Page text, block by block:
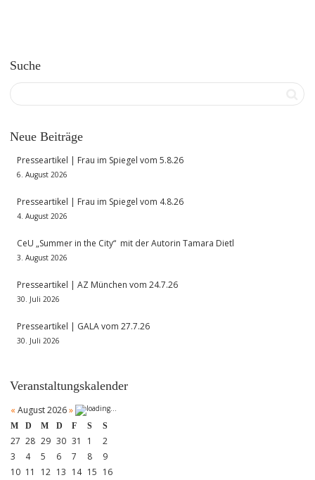
Suche
Neue Beiträge
Presseartikel | Frau im Spiegel vom 5.8.26
6. August 2026
Presseartikel | Frau im Spiegel vom 4.8.26
4. August 2026
CeU „Summer in the City“ mit der Autorin Tamara Dietl
3. August 2026
Presseartikel | AZ München vom 24.7.26
30. Juli 2026
Presseartikel | GALA vom 27.7.26
30. Juli 2026
Veranstaltungskalender
« August 2026»
M D M D F S S
27 28 29 30 31 1
2
3
4 5 6 7 8
9
10 11 12 13 14 15 16